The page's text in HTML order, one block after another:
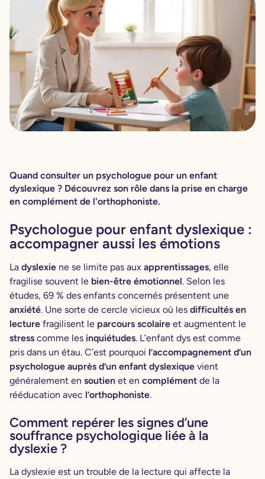
Quand consulter un psychologue pour un enfant
dyslexique ? Découvrez son rôle dans la prise en charge
en complément de l'orthophoniste.
Psychologue pour enfant dyslexique :
accompagner aussi les émotions
La dyslexie ne se limite pas aux apprentissages, elle
fragilise souvent le bien-être émotionnel. Selon les
études, 69 % des enfants concernés présentent une
anxiété. Une sorte de cercle vicieux où les difficultés en
lecture fragilisent le parcours scolaire et augmentent le
stress comme les inquiétudes. L’enfant dys est comme
pris dans un étau. C’est pourquoi l’accompagnement d’un
psychologue auprès d’un enfant dyslexique vient
généralement en soutien et en complément de la
rééducation avec l’orthophoniste.
Comment repérer les signes d’une
souffrance psychologique liée à la
dyslexie ?
La dyslexie est un trouble de la lecture qui affecte la